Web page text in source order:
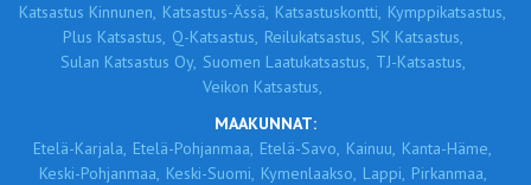
Katsastus Kinnunen, Katsastus-Ässä, Katsastuskontti, Kymppikatsastus,
Plus Katsastus, Q-Katsastus, Reilukatsastus, SK Katsastus,
Sulan Katsastus Oy, Suomen Laatukatsastus, TJ-Katsastus,
Veikon Katsastus,
MAAKUNNAT:
Etelä-Karjala, Etelä-Pohjanmaa, Etelä-Savo, Kainuu, Kanta-Häme,
Keski-Pohjanmaa, Keski-Suomi, Kymenlaakso, Lappi, Pirkanmaa,